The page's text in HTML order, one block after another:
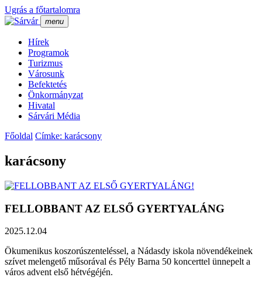
Ugrás a főtartalomra
menu
Hí­rek
Programok
Turizmus
Városunk
Befektetés
Önkormányzat
Hivatal
Sárvári Média
Főoldal Címke: karácsony
karácsony
FELLOBBANT AZ ELSŐ GYERTYALÁNG
2025.12.04
Ökumenikus koszorúszenteléssel, a Nádasdy iskola növendékeinek
szívet melengető műsorával és Pély Barna 50 koncerttel ünnepelt a
város advent első hétvégéjén.